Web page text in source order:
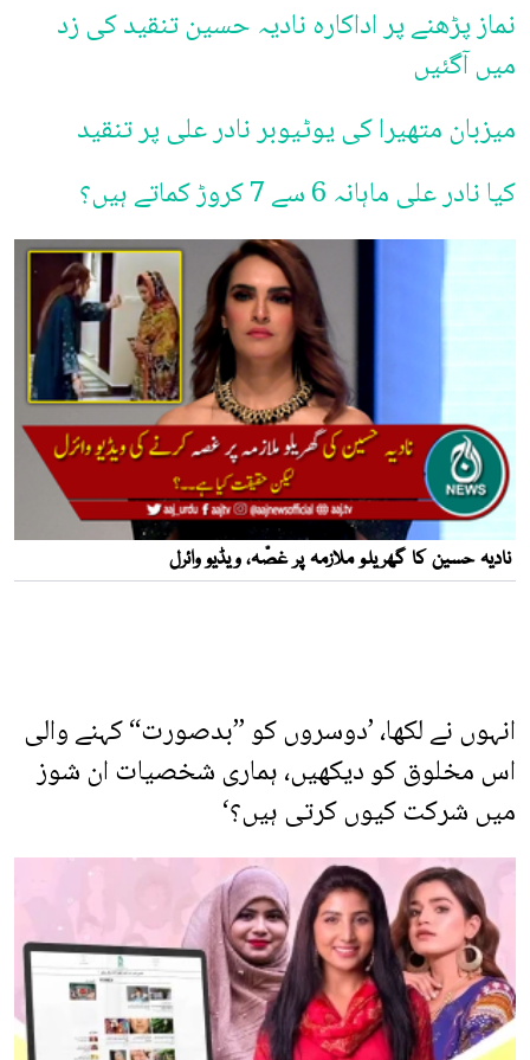
نماز پڑھنے پر اداکارہ نادیہ حسین تنقید کی زد
میں آگئیں
میزبان متھیرا کی یوٹیوبر نادر علی پر تنقید
کیا نادر علی ماہانہ 6 سے 7 کروڑ کماتے ہیں؟
انہوں نے لکھا، ’دوسروں کو ”بدصورت“ کہنے والی
اس مخلوق کو دیکھیں، ہماری شخصیات ان شوز
میں شرکت کیوں کرتی ہیں؟‘